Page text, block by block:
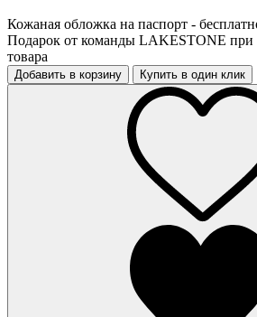
Кожаная обложка на паспорт -
Подарок от команды LAKESTONE при
товара
Добавить в корзину Купить в один клик